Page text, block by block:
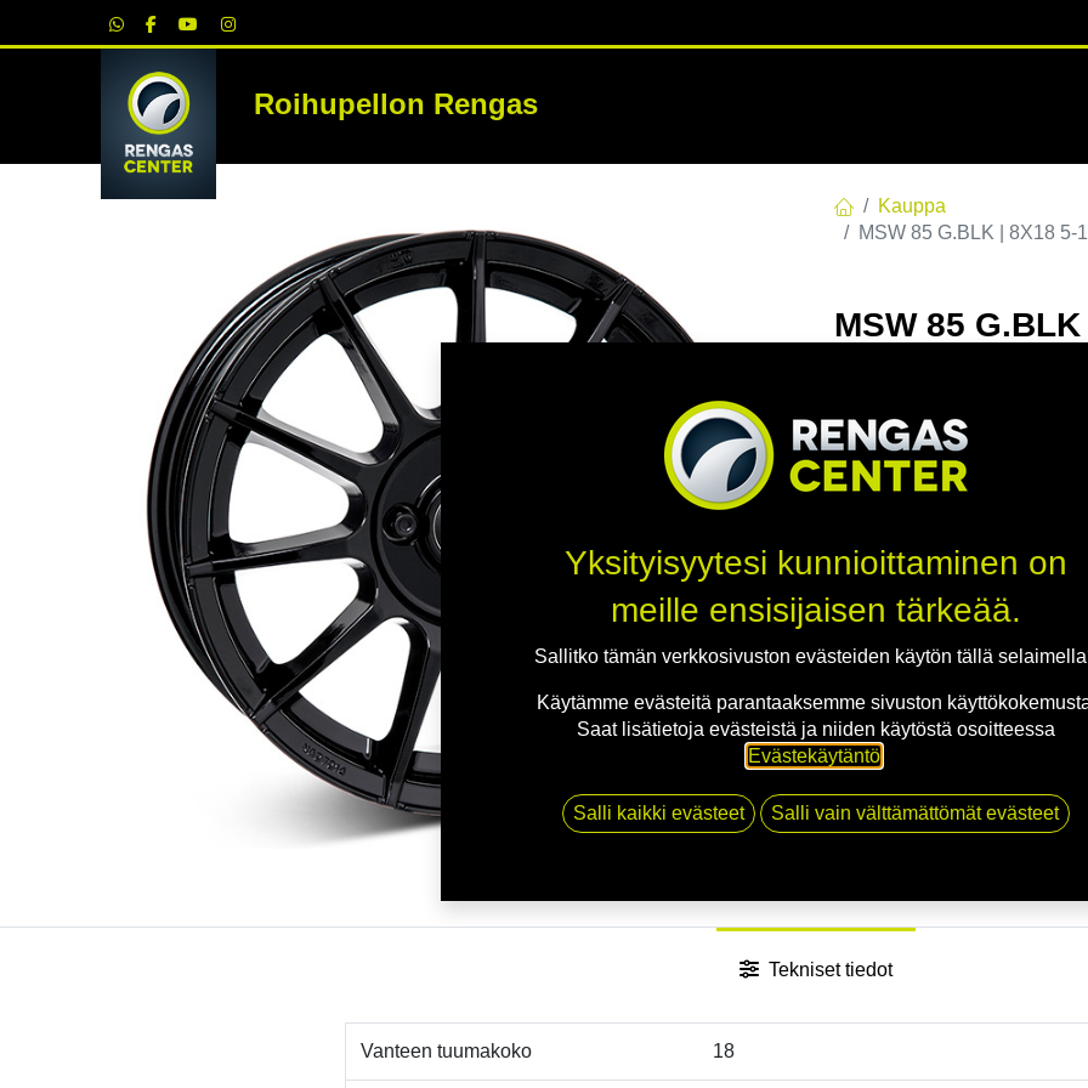
Roihupellon RengasRENKAAT
Kauppa
MSW 85 G.BLK | 8X18 5-
MSW 85
EAN: 8027529177152
Tällä tuotteella ei ole
Jaa
Tekniset tiedot
Vanteen tuumakoko 18
Yksityisyytesi kunnioittaminen on
meille ensisijaisen tärkeää.
Sallitko tämän verkkosivuston evästeiden käytön tällä
Käytämme evästeitä parantaaksemme sivuston
Saat lisätietoja evästeistä ja niiden käytöstä osoitteessa
Evästekäytäntö.
Salli kaikki evästeet Salli vain välttämättömät evästeet